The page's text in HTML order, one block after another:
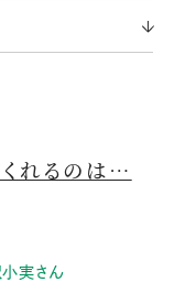
れるのは…
実さん